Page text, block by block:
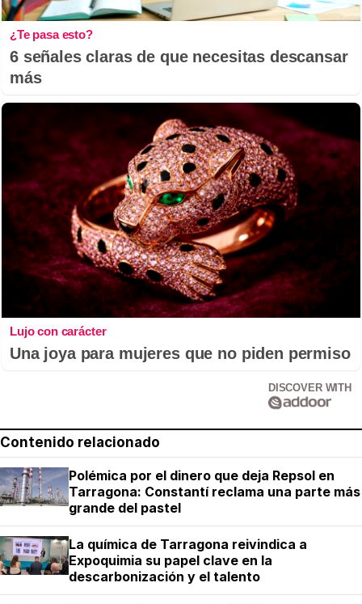
¿Te pasa esto?
6 señales claras de que necesitas descansar
más
Lujo con carácter
Una joya para mujeres que no piden permiso
DISCOVER WITH
Contenido relacionado
Polémica por el dinero que deja Repsol en
Tarragona: Constantí reclama una parte más
grande del pastel
La química de Tarragona reivindica a
Expoquimia su papel clave en la
descarbonización y el talento